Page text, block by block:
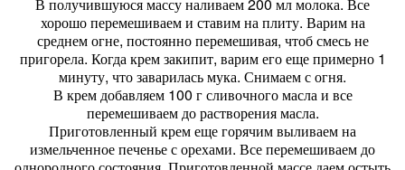
хорошо перемешиваем и ставим на плиту. Варим на
среднем огне, постоянно перемешивая, чтоб смесь не
пригорела. Когда крем закипит, варим его еще примерно 1
минуту, что заварилась мука. Снимаем с огня.
В крем добавляем 100 г сливочного масла и все
перемешиваем до растворения масла.
Приготовленный крем еще горячим выливаем на
измельченное печенье с орехами. Все перемешиваем до